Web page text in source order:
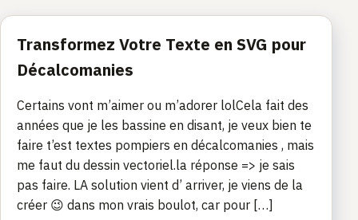
Transformez Votre Texte en SVG pour
Décalcomanies
Certains vont m’aimer ou m’adorer lolCela fait des
années que je les bassine en disant, je veux bien te
faire t’est textes pompiers en décalcomanies , mais
me faut du dessin vectoriel.la réponse => je sais
pas faire. LA solution vient d’ arriver, je viens de la
créer 😉 dans mon vrais boulot, car pour […]